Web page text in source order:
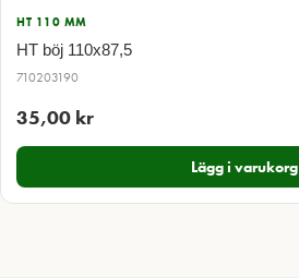
HT 110 MM
HT böj 110x87,5
710203190
35,00 kr
Lägg i varukorg